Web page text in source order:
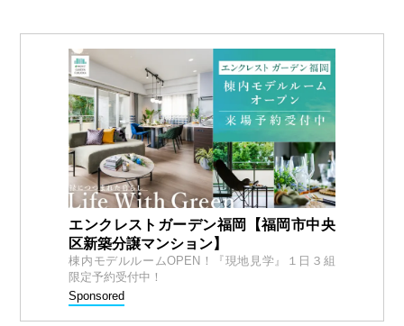
エンクレストガーデン福岡【福岡市中央
区新築分譲マンション】
棟内モデルルームOPEN！『現地見学』１日３組
限定予約受付中！
Sponsored